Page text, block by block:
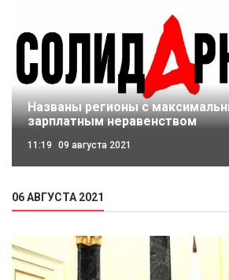
Названы регионы с
зарплатным неравенством
11:19 09 августа 2021
06 АВГУСТА 2021